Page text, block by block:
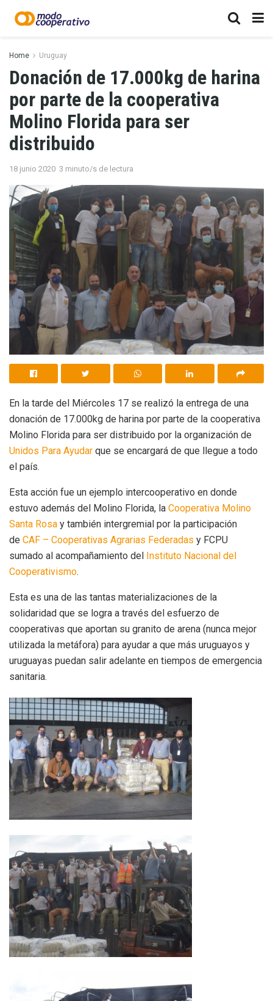
Home Uruguay
Donación de 17.000kg de harina
por parte de la cooperativa
Molino Florida para ser
distribuido
18 junio 2020 3 minuto/s de lectura
En la tarde del Miércoles 17 se realizó la entrega de una
donación de 17.000kg de harina por parte de la cooperativa
Molino Florida para ser distribuido por la organización de
Unidos Para Ayudar que se encargará de que llegue a todo
el país.
Esta acción fue un ejemplo intercooperativo en donde
estuvo además del Molino Florida, la Cooperativa Molino
Santa Rosa y también intergremial por la participación
de CAF – Cooperativas Agrarias Federadas y FCPU
sumado al acompañamiento del
Instituto Nacional del
Cooperativismo.
Esta es una de las tantas materializaciones de la
solidaridad que se logra a través del esfuerzo de
cooperativas que aportan su granito de arena (nunca mejor
utilizada la metáfora) para ayudar a que más uruguayos y
uruguayas puedan salir adelante en tiempos de emergencia
sanitaria.